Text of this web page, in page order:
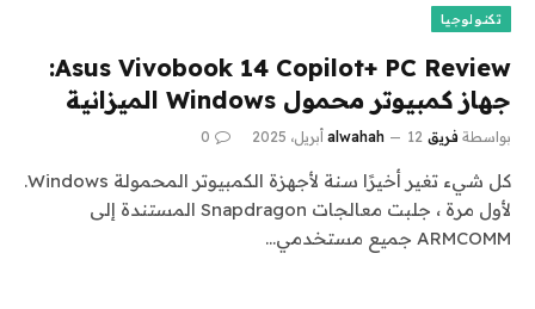
تكنولوجيا
Asus Vivobook 14 Copilot+ PC Review:
جهاز كمبيوتر محمول Windows الميزانية
بواسطة فريق alwahah 12 أبريل، 2025 0
كل شيء تغير أخيرًا سنة لأجهزة الكمبيوتر المحمولة Windows.
لأول مرة ، جلبت معالجات Snapdragon المستندة إلى
ARMCOMM جميع مستخدمي…